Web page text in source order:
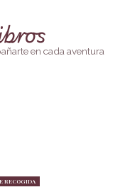
en cada aventura
RECOGIDA